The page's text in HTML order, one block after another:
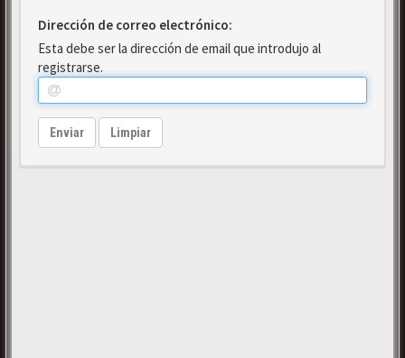
Dirección de correo electrónico:
Esta debe ser la dirección de email que introdujo al
registrarse.
Enviar Limpiar